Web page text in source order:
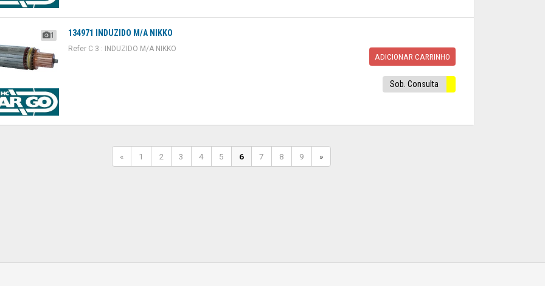
1 134971 INDUZIDO M/A NIKKO
Refer C 3 : INDUZIDO M/A NIKKO
ADICIONAR CARRINHO
Sob. Consulta
« 1 2 3 4 5 6 7 8 9 »